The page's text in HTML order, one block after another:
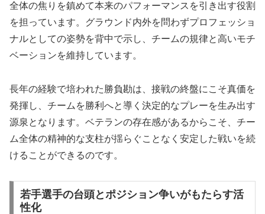
全体の焦りを鎮めて本来のパフォーマンスを引き出す役割
を担っています。グラウンド内外を問わずプロフェッショ
ナルとしての姿勢を背中で示し、チームの規律と高いモチ
ベーションを維持しています。
長年の経験で培われた勝負勘は、接戦の終盤にこそ真価を
発揮し、チームを勝利へと導く決定的なプレーを生み出す
源泉となります。ベテランの存在感があるからこそ、チー
ム全体の精神的な支柱が揺らぐことなく安定した戦いを続
けることができるのです。
若手選手の台頭とポジション争いがもたらす活
性化